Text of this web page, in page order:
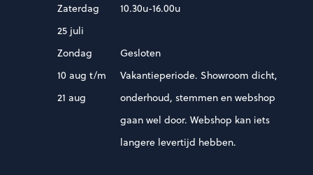
Zaterdag
25 juli
10.30u-16.00u
Zondag
Gesloten
10 aug t/m
21 aug
Vakantieperiode. Showroom dicht,
onderhoud, stemmen en webshop
gaan wel door. Webshop kan iets
langere levertijd hebben.